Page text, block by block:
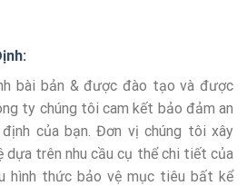
bài bản & được đào tạo và được
ty chúng tôi cam kết bảo đảm an
của bạn. Đơn vị chúng tôi xây
dựa trên nhu cầu cụ thể chi tiết của
hình thức bảo vệ mục tiêu bất kể